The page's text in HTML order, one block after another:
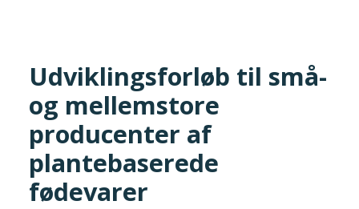
Search
Tilmeld nyhedsbrev
Udviklingsforløb til små-
og mellemstore
producenter af
plantebaserede
fødevarer